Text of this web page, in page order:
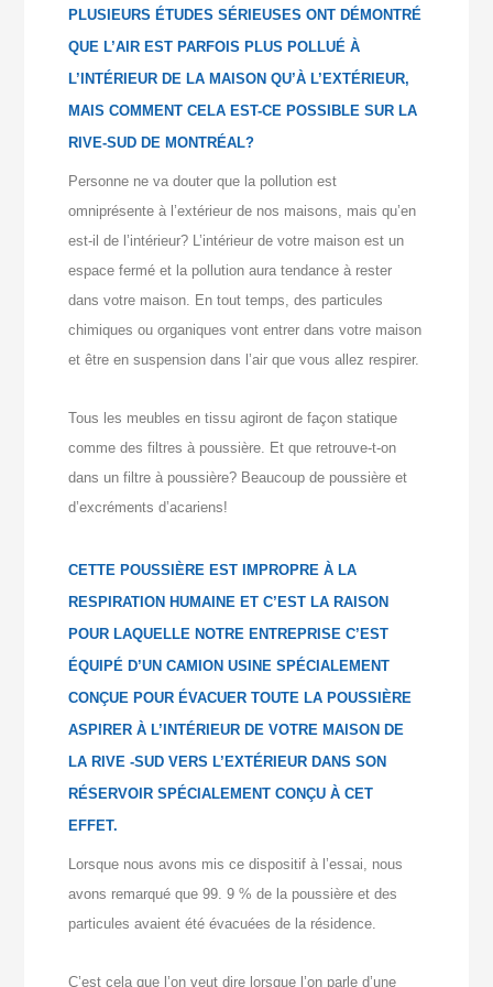
PLUSIEURS ÉTUDES SÉRIEUSES ONT DÉMONTRÉ
QUE L’AIR EST PARFOIS PLUS POLLUÉ À
L’INTÉRIEUR DE LA MAISON QU’À L’EXTÉRIEUR,
MAIS COMMENT CELA EST-CE POSSIBLE SUR LA
RIVE-SUD DE MONTRÉAL?
Personne ne va douter que la pollution est
omniprésente à l’extérieur de nos maisons, mais qu’en
est-il de l’intérieur? L’intérieur de votre maison est un
espace fermé et la pollution aura tendance à rester
dans votre maison. En tout temps, des particules
chimiques ou organiques vont entrer dans votre maison
et être en suspension dans l’air que vous allez respirer.
Tous les meubles en tissu agiront de façon statique
comme des filtres à poussière. Et que retrouve-t-on
dans un filtre à poussière? Beaucoup de poussière et
d’excréments d’acariens!
CETTE POUSSIÈRE EST IMPROPRE À LA
RESPIRATION HUMAINE ET C’EST LA RAISON
POUR LAQUELLE NOTRE ENTREPRISE C’EST
ÉQUIPÉ D’UN CAMION USINE SPÉCIALEMENT
CONÇUE POUR ÉVACUER TOUTE LA POUSSIÈRE
ASPIRER À L’INTÉRIEUR DE VOTRE MAISON DE
LA RIVE -SUD VERS L’EXTÉRIEUR DANS SON
RÉSERVOIR SPÉCIALEMENT CONÇU À CET
EFFET.
Lorsque nous avons mis ce dispositif à l’essai, nous
avons remarqué que 99. 9 % de la poussière et des
particules avaient été évacuées de la résidence.
C’est cela que l’on veut dire lorsque l’on parle d’une